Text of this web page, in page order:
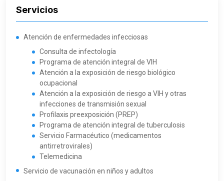
Servicios
Atención de enfermedades infecciosas
Consulta de infectología
Programa de atención integral de VIH
Atención a la exposición de riesgo biológico
ocupacional
Atención a la exposición de riesgo a VIH y otras
infecciones de transmisión sexual
Profilaxis preexposición (PREP)
Programa de atención integral de tuberculosis
Servicio Farmacéutico (medicamentos
antirretrovirales)
Telemedicina
Servicio de vacunación en niños y adultos